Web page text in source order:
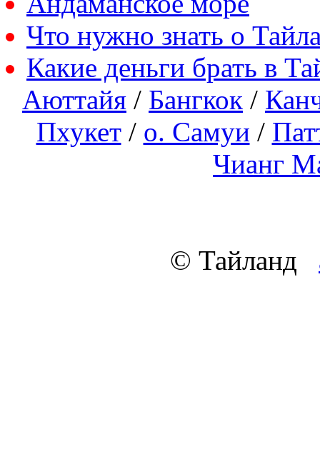
Что нужно знать о
Какие деньги брать в
Аюттайя / Бангкок /
Пхукет/ о. Самуи /
Чианг
© Тайланд